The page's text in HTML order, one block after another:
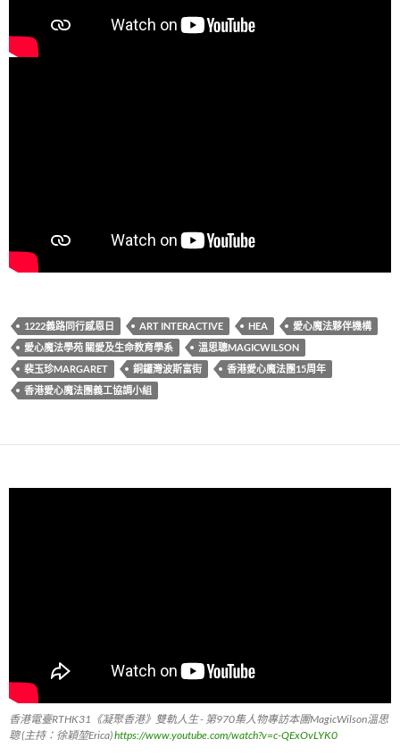
1222義路同行感恩日 ART INTERACTIVE HEA
愛心魔法夥伴機構
愛心魔法學苑 關愛及生命教育學系
溫思聰MAGICWILSON
裴玉珍MARGARET
銅鑼灣波斯富街
香港愛心魔法團15周年
香港愛心魔法團義工協調小組
香港電臺RTHK31《凝聚香港》雙軌人生 - 第970集人物專訪本團MagicWilson溫思
聰 (主持：徐穎堃Erica)https://www.youtube.com/watch?v=c-QExOvLYK0